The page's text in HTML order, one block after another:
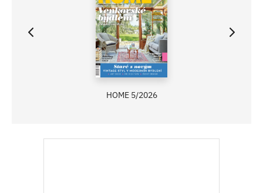
HOME 5/2026